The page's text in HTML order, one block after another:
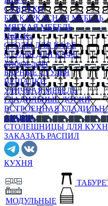
СУНДУКИ
БЕСКАРКАСНАЯ МЕБЕЛЬ
МЯГКАЯ МЕБЕЛЬ
HoReKa
СТОЛЫ ДЛЯ КАФЕ
СТУЛЬЯ ДЛЯ КАФЕ
Мебель лофт
БАРНЫЕ СТУЛЬЯ
ВЕШАЛКИ
УЛИЧНАЯ МЕБЕЛЬ
ГЛАДИЛЬНЫЕ ДОСКИ
ВСТРОЕННАЯ
АКЦИИ
СТОЛЕШНИЦЫ ДЛЯ
ЗАКАЗАТЬ РАСПИЛ
КУХНЯ
МОДУЛЬНЫЕ